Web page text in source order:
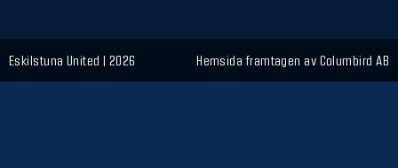
Eskilstuna United | 2026 Hemsida framtagen av Columbird AB